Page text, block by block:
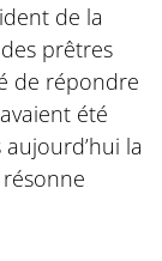
de la
prêtres
de répondre
été
la